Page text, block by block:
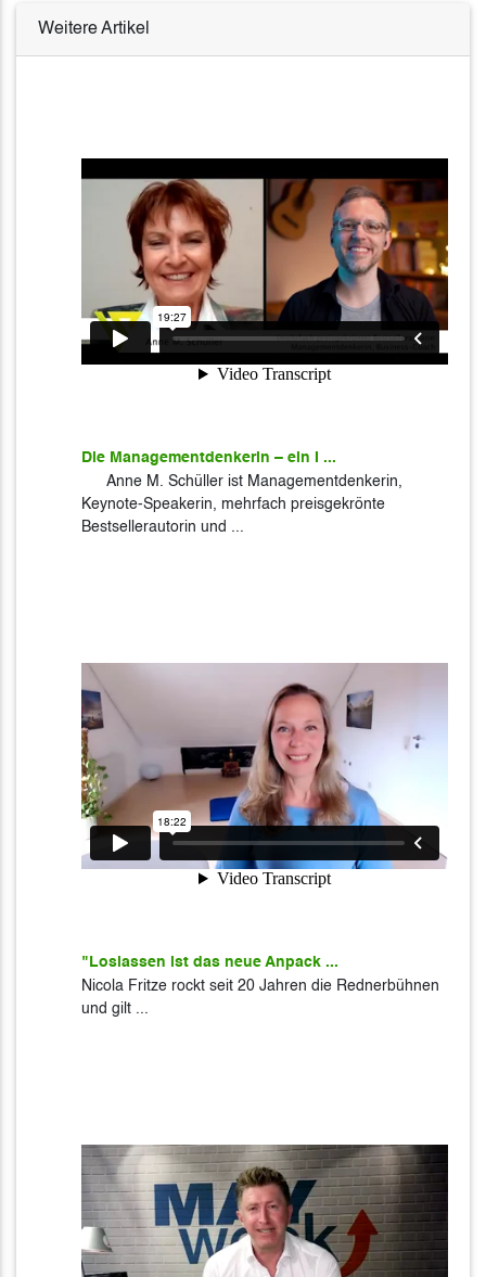
Weitere Artikel
Die Managementdenkerin – ein I ...
Anne M. Schüller ist Managementdenkerin,
Keynote-Speakerin, mehrfach preisgekrönte
Bestsellerautorin und ...
"Loslassen ist das neue Anpack ...
Nicola Fritze rockt seit 20 Jahren die Rednerbühnen
und gilt ...